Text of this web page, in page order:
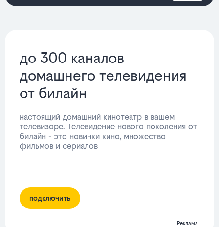
до 300 каналов
домашнего телевидения
от билайн
настоящий домашний кинотеатр в вашем
телевизоре. Телевидение нового поколения от
билайн - это новинки кино, множество
фильмов и сериалов
подключить
Реклама